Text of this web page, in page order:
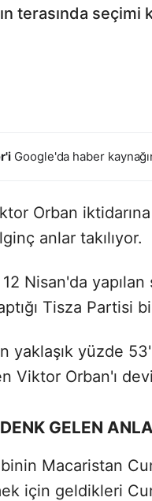
terasında
Google'da haber
Orban
anlar takılıyor.
Nisan'da
Tisza Partisi
yaklaşık yüzde
Viktor Orban'ı
GELEN
Macaristan
için geldikleri